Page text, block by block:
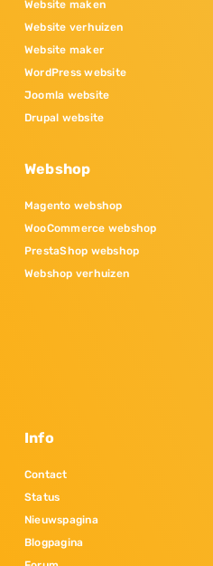
Website maken
Website verhuizen
Website maker
WordPress website
Joomla website
Drupal website
Webshop
Magento webshop
WooCommerce webshop
PrestaShop webshop
Webshop verhuizen
Info
Contact
Status
Nieuwspagina
Blogpagina